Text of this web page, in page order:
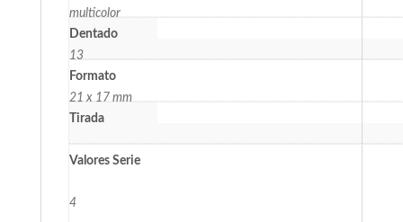
multicolor
Dentado
13
Formato
21 x 17 mm
Tirada
Valores Serie
4